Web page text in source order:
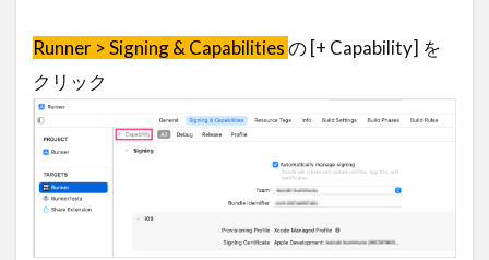
Runner > Signing & Capabilitiesの [+ Capability] を
クリック